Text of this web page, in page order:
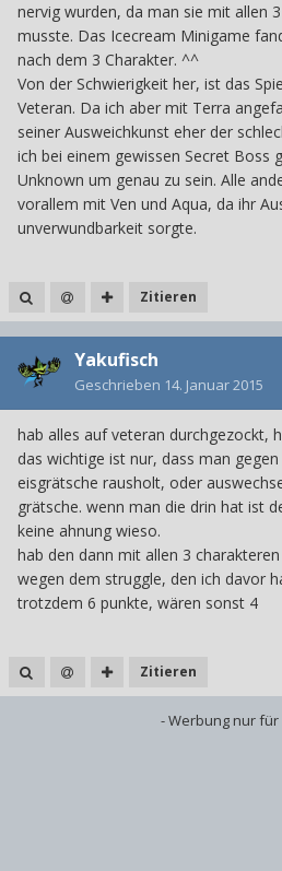
nervig wurden, da man sie mit allen
musste. Das Icecream Minigame
nach dem 3 Charakter. ^^
Von der Schwierigkeit her, ist das
Veteran. Da ich aber mit Terra
seiner Ausweichkunst eher der
ich bei einem gewissen Secret Boss
Unknown um genau zu sein. Alle
vorallem mit Ven und Aqua, da ihr
unverwundbarkeit sorgte.
Zitieren
Yakufisch
Geschrieben 14. Januar 2015
hab alles auf veteran durchgezockt,
das wichtige ist nur, dass man
eisgrätsche rausholt, oder
grätsche. wenn man die drin hat ist
keine ahnung wieso.
hab den dann mit allen 3
wegen dem struggle, den ich davor
trotzdem 6 punkte, wären sonst 4
Zitieren
- Werbung nur für